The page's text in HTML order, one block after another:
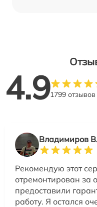
4.91799 отзывов
Владимиров
Рекомендую этот
отремонтирован за
предоставили
работу. Я остался